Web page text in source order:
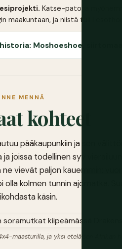
Katse-pato ja
maakuntaan, ja niistä tuli
Moshoeshoe,
MENNÄ
kohteet
pääkaupunkiin ja sen
ja joissa todellinen syy
ne vievät paljon kauemmin:
olla kolmen tunnin ajomatka.
käsin.
maasturilla, ja yksi eteläisen Afrikan